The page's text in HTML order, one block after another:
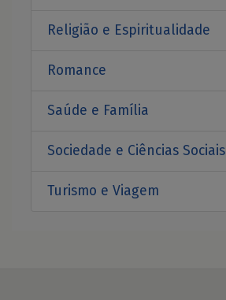
Religião e Espiritualidade
Romance
Saúde e Família
Sociedade e Ciências Sociais
Turismo e Viagem